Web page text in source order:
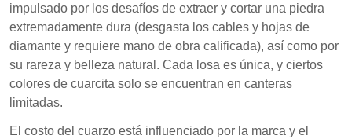
impulsado por los desafíos de extraer y cortar una piedra
extremadamente dura (desgasta los cables y hojas de
diamante y requiere mano de obra calificada), así como por
su rareza y belleza natural. Cada losa es única, y ciertos
colores de cuarcita solo se encuentran en canteras
limitadas.
El costo del cuarzo está influenciado por la marca y el